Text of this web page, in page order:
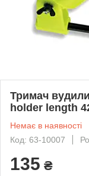
Тримач
holder length
Немає в наявності
Код: 63-10007
135 ₴